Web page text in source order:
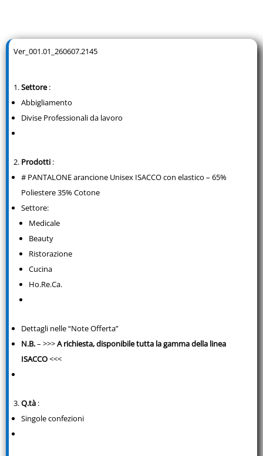
Ver_001.01_260607.2145
Settore:
Abbigliamento
Divise Professionali da lavoro
Prodotti :
# PANTALONE arancione Unisex ISACCO con elastico – 65%
Poliestere 35% Cotone
Settore:
Medicale
Beauty
Ristorazione
Cucina
Ho.Re.Ca.
Dettagli nelle “Note Offerta”
N.B.– >>>A richiesta, disponibile tutta la gamma della linea
ISACCO<<<
Q.tà :
Singole confezioni